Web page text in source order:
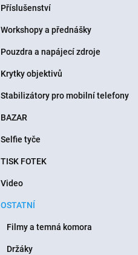
Příslušenství
Workshopy a přednášky
Pouzdra a napájecí zdroje
Krytky objektivů
Stabilizátory pro mobilní telefony
BAZAR
Selfie tyče
TISK FOTEK
Video
OSTATNÍ
Filmy a temná komora
Držáky